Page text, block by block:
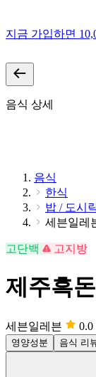
지금 가입하면
음식 상세
음식
한식
밥 / 도시
세븐일레
고단백 고지방
제주흑
세븐일레븐 0.0
영양성분 음식 리